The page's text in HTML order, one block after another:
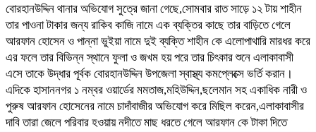
বোরহানউদ্দিন থানার অভিযোগ সুত্রে জানা গেছে,সোমবার রাত সাড়ে ১২ টায় শাহীন
তার পাওনা টাকার জন্য রাকিব কাজি নামে এক ব্যক্তির কাছে তার বাড়িতে গেলে
আরফান হোসেন ও পান্না ভুইয়া নামে দুই ব্যক্তি শাহীন কে এলোপাথারি মারধর করে
এর ফলে তার বিভিন্ন স্থানে ফুলা ও জখম হয় পরে তার চিৎকার শুনে এলাকাবাসী
এসে তাকে উদ্ধার পূর্বক বোরহানউদ্দিন উপজেলা স্বাস্থ্য কমপ্লেক্সে ভর্তি করান।
এদিকে হাসাননগর ১ নম্বর ওয়ার্ডের মমতাজ,মহিউদ্দিন,ছলেমান সহ একাধিক নারী ও
পুরুষ আরফান হোসেনের নামে চাদাঁবাজীর অভিযোগ করে মিছিল করেন,এলাকাবাসীর
দাবি তারা জেলে পরিবার হওয়ায় নদীতে মাছ ধরতে গেলে আরফান কে টাকা দিতে